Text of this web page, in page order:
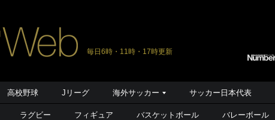
毎日6時・11時・17時更新
高校野球 Jリーグ 海外サッカー サッカー日本代表
ラグビー フィギュア バスケットボール バレーボール